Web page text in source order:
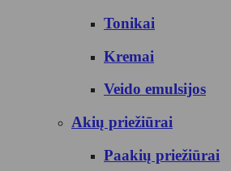
Tonikai
Kremai
Veido emulsijos
Akių priežiūrai
Paakių priežiūrai